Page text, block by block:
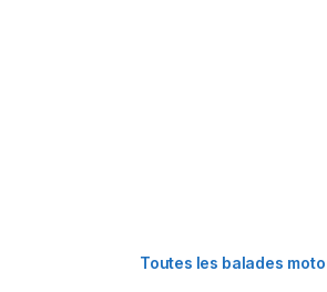
Toutes les balades